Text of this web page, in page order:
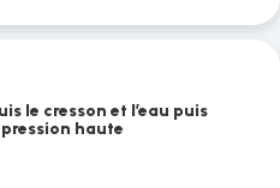
le cresson et l’eau puis
haute